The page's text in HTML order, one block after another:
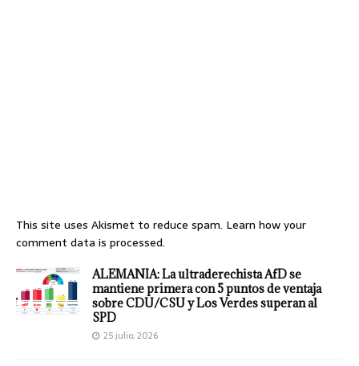
This site uses Akismet to reduce spam. Learn how your
comment data is processed.
ALEMANIA: La ultraderechista AfD se
mantiene primera con 5 puntos de ventaja
sobre CDU/CSU y Los Verdes superan al
SPD
25 julio, 2026